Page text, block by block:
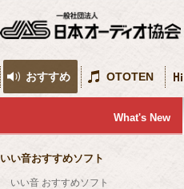
おすすめ
What's New
いい音おすすめソフト
いい音 おすすめソフト
OTOTEN